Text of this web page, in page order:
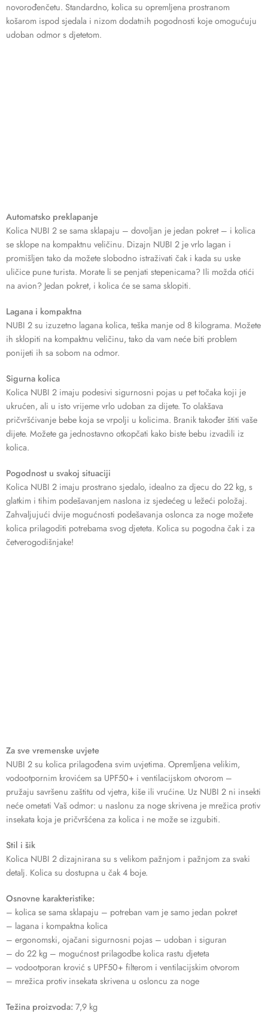
novorođenčetu. Standardno, kolica su opremljena prostranom
košarom ispod sjedala i nizom dodatnih pogodnosti koje omogućuju
udoban odmor s djetetom.
Automatsko preklapanje
Kolica NUBI 2 se sama sklapaju – dovoljan je jedan pokret – i kolica
se sklope na kompaktnu veličinu. Dizajn NUBI 2 je vrlo lagan i
promišljen tako da možete slobodno istraživati čak i kada su uske
uličice pune turista. Morate li se penjati stepenicama? Ili možda otići
na avion? Jedan pokret, i kolica će se sama sklopiti.
Lagana i kompaktna
NUBI 2 su izuzetno lagana kolica, teška manje od 8 kilograma. Možete
ih sklopiti na kompaktnu veličinu, tako da vam neće biti problem
ponijeti ih sa sobom na odmor.
Sigurna kolica
Kolica NUBI 2 imaju podesivi sigurnosni pojas u pet točaka koji je
ukrućen, ali u isto vrijeme vrlo udoban za dijete. To olakšava
pričvršćivanje bebe koja se vrpolji u kolicima. Branik također štiti vaše
dijete. Možete ga jednostavno otkopčati kako biste bebu izvadili iz
kolica.
Pogodnost u svakoj situaciji
Kolica NUBI 2 imaju prostrano sjedalo, idealno za djecu do 22 kg, s
glatkim i tihim podešavanjem naslona iz sjedećeg u ležeći položaj.
Zahvaljujući dvije mogućnosti podešavanja oslonca za noge možete
kolica prilagoditi potrebama svog djeteta. Kolica su pogodna čak i za
četverogodišnjake!
Za sve vremenske uvjete
NUBI 2 su kolica prilagođena svim uvjetima. Opremljena velikim,
vodootpornim krovićem sa UPF50+ i ventilacijskom otvorom –
pružaju savršenu zaštitu od vjetra, kiše ili vrućine. Uz NUBI 2 ni insekti
neće ometati Vaš odmor: u naslonu za noge skrivena je mrežica protiv
insekata koja je pričvršćena za kolica i ne može se izgubiti.
Stil i šik
Kolica NUBI 2 dizajnirana su s velikom pažnjom i pažnjom za svaki
detalj. Kolica su dostupna u čak 4 boje.
Osnovne karakteristike:
– kolica se sama sklapaju – potreban vam je samo jedan pokret
– lagana i kompaktna kolica
– ergonomski, ojačani sigurnosni pojas – udoban i siguran
– do 22 kg – mogućnost prilagodbe kolica rastu djeteta
– vodootporan krović s UPF50+ filterom i ventilacijskim otvorom
– mrežica protiv insekata skrivena u osloncu za noge
Težina proizvoda:7,9 kg